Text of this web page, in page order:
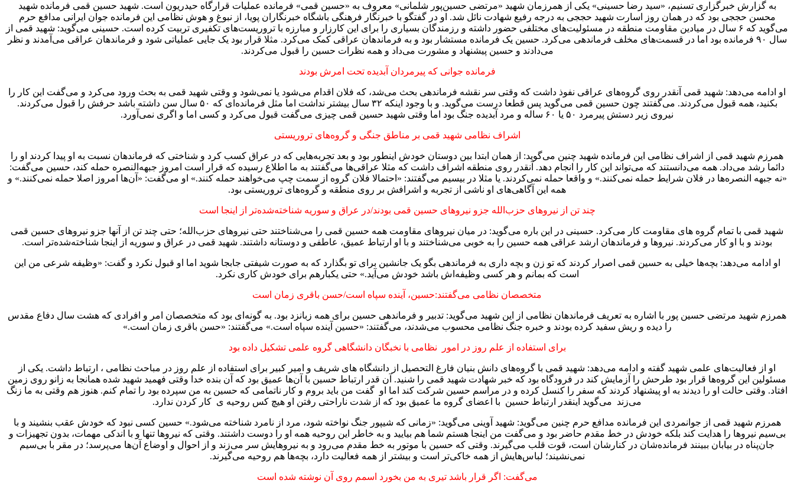
به گزارش خبرگزاری تسنیم، «سید رضا حسینی» یکی از همرزمان شهید «مرتضی حسین‌پور شلمانی» معروف به «حسین قمی» فرمانده عملیات قرارگاه حیدریون است. شهید حسین قمی فرمانده شهید
محسن حججی بود که در همان روز اسارت شهید حججی به درجه رفیع شهادت نائل شد. او در گفتگو با خبرنگار فرهنگی باشگاه خبرنگاران پویا، از نبوغ و هوش نظامی این فرمانده جوان ایرانی مدافع حرم
می‌گوید که ۶ سال در میادین مقاومت منطقه در مسئولیت‌های مختلفی حضور داشته و رزمندگان بسیاری را برای این کارزار و مبارزه با تروریست‌های تکفیری تربیت کرده است. حسینی می‌گوید: شهید قمی از
سال ۹۰ فرمانده بود اما در قسمت‌های مخلف فرماندهی می‌کرد. حسین یک فرمانده مستشار بود و به فرماندهان عراقی کمک می‌کرد. مثلا قرار بود یک جایی عملیاتی شود و فرماندهان عراقی می‌آمدند و نظر
می‌دادند و حسین پیشنهاد و مشورت می‌داد و همه نظرات حسین را قبول می‌کردند.
فرمانده جوانی که پیرمردان آبدیده تحت امرش بودند
او ادامه می‌دهد: شهید قمی آنقدر روی گروه‌های عراقی نفوذ داشت که وقتی سر نقشه فرماندهی بحث می‌شد، که فلان اقدام می‌شود یا نمی‌شود و وقتی شهید قمی به بحث ورود می‌کرد و می‌گفت این کار را
بکنید، همه قبول می‌کردند. می‌گفتند چون حسین قمی می‌گوید پس قطعا درست می‌گوید. و با وجود اینکه ۳۲ سال بیشتر نداشت اما مثل فرمانده‌ای که ۵۰ سال سن داشته باشد حرفش را قبول می‌کردند.
نیروی زیر دستش پیرمرد ۵۰ یا ۶۰ ساله و مرد آبدیده جنگ بود اما وقتی شهید حسین قمی چیزی می‌گفت قبول می‌کرد و کسی اما و اگری نمی‌آورد.
اشراف نظامی شهید قمی بر مناطق جنگی و گروه‌های تروریستی
همرزم شهید قمی از اشراف نظامی این فرمانده شهید چنین می‌گوید: از همان ابتدا بین دوستان خودش اینطور بود و بعد تجربه‌هایی که در عراق کسب کرد و شناختی که فرماندهان نسبت به او پیدا کردند او را
دائما رشد می‌داد. همه می‌دانستند که می‌تواند این کار را انجام دهد. آنقدر روی منطقه اشراف داشت که مثلا عراقی‌ها می‌گفتند به ما اطلاع رسیده که قرار است امروز جبهه‌النصره حمله کند، حسین می‌گفت:
«نه جبهه النصره‌ها در فلان شرایط حمله نمی‌کنند.» و واقعا حمله نمی‌کردند. یا مثلا در بیسیم می‌گفتند: «احتمالا فلان گروه از سمت چپ می‌خواهند حمله کنند.» او می‌گفت: «آن‌ها امروز اصلا حمله نمی‌کنند.» و
همه این آگاهی‌های او ناشی از تجربه و اشرافش بر روی منطقه و گروه‌های تروریستی بود.
چند تن از نیروهای حزب‌الله جزو نیروهای حسین قمی بودند/در عراق و سوریه شناخته‌شده‌تر از اینجا است
شهید قمی با تمام گروه های مقاومت کار می‌کرد. حسینی در این باره می‌گوید: در میان نیروهای مقاومت همه حسین قمی را می‌شناختند حتی نیروهای حزب‌الله؛ حتی چند تن از آنها جزو نیروهای حسین قمی
بودند و با او کار می‌کردند. نیروها و فرماندهان ارشد عراقی همه حسین را به خوبی می‌شناختند و با او ارتباط عمیق، عاطفی و دوستانه داشتند. شهید قمی در عراق و سوریه از اینجا شناخته‌شده‌تر است.
او ادامه می‌دهد: بچه‌ها خیلی به حسین قمی اصرار کردند که تو زن و بچه داری به فرماندهی بگو یک جانشین برای تو بگذارد که به صورت شیفتی جابجا شوید اما او قبول نکرد و گفت: «وظیفه شرعی من این
است که بمانم و هر کسی وظیفه‌اش باشد خودش می‌آید.» حتی یکبارهم برای خودش کاری نکرد.
متخصصان نظامی‌ می‌گفتند:حسین، آینده سپاه است/حسن باقری زمان است
همرزم شهید مرتضی حسین پور با اشاره به تعریف فرماندهان نظامی از این شهید می‌گوید: تدبیر و فرماندهی حسین برای همه زبانزد بود. به گونه‌ای بود که متخصصان امر و افرادی که هشت سال دفاع مقدس
را دیده و ریش سفید کرده بودند و خبره جنگ نظامی محسوب می‌شدند، می‌گفتند: «حسین آینده سپاه است.» می‌گفتند: «حسن باقری زمان است.»
برای استفاده از علم روز در امور نظامی با نخبگان دانشگاهی گروه علمی تشکیل داده بود
او از فعالیت‌های علمی شهید گفته و ادامه می‌دهد: شهید قمی با گروه‌های دانش بنیان فارغ التحصیل از دانشگاه های شریف و امیر کبیر برای استفاده از علم روز در مباحث نظامی ، ارتباط داشت. یکی از
مسئولین این گروه‌ها قرار بود طرحش را آزمایش کند در فرودگاه بود که خبر شهادت شهید قمی را شنید. آن قدر ارتباط حسین با آن‌ها عمیق بود که آن بنده خدا وقتی فهمید شهید شده همانجا به زانو روی زمین
افتاد. وقتی حالت او را دیدند به او پیشنهاد کردند که سفر را کنسل کرده و در مراسم حسین شرکت کند اما او گفت من باید بروم و کار ناتمامی که حسین به من سپرده بود را تمام کنم. هنوز هم وقتی به ما زنگ
می‌زند می‌گوید اینقدر ارتباط حسین با اعضای گروه ما عمیق بود که از شدت ناراحتی رفتن او هیچ کس روحیه ی کار کردن ندارد.
همرزم شهید قمی از جوانمردی این فرمانده مدافع حرم چنین می‌گوید: شهید آوینی می‌گوید: «زمانی که شیپور جنگ نواخته شود، مرد از نامرد شناخته می‌شود.» حسین کسی نبود که خودش عقب بنشیند و با
بی‌سیم نیروها را هدایت کند بلکه خودش در خط مقدم حاضر بود و می‌گفت من اینجا هستم شما هم بیایید و به خاطر این روحیه همه او را دوست داشتند. وقتی که نیروها تنها و با اندکی مهمات، بدون تجهیزات و
جان‌پناه در بیابان ببینند فرمانده‌‌شان در کنارشان است، قوت قلب می‌گیرند. وقتی که حسین با موتور به خط مقدم می‌رود و به نیروهایش سر می‌زند و از احوال و اوضاع آن‌ها می‌پرسد؛ در مقر با بی‌سیم
نمی‌نشیند؛ لباس‌هایش از همه خاکی‌تر است و بیشتر از همه فعالیت دارد، بچه‌ها هم روحیه می‌گیرند.
می‌گفت: اگر قرار باشد تیری به من بخورد اسمم روی آن نوشته شده است